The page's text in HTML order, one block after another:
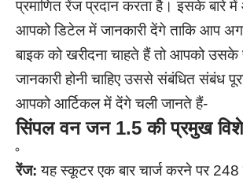
प्रमाणित रेंज प्रदान करता है। इसके बारे
आपको डिटेल में जानकारी देंगे ताकि आप
बाइक को खरीदना चाहते हैं तो आपको उसके
जानकारी होनी चाहिए उससे संबंधित संबंध
आपको आर्टिकल में देंगे चली जानते हैं-
सिंपल वन जन 1.5 की प्रमुख
रेंज: यह स्कूटर एक बार चार्ज करने पर 248